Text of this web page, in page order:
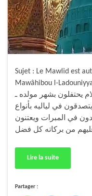
Sujet : Le Mawlid est
Mawâhibou l-
يحتفلون بشهر مولده ـ
في لياليه بأنواع
في المبرات ويعتنون
Lire la suite
Partager :